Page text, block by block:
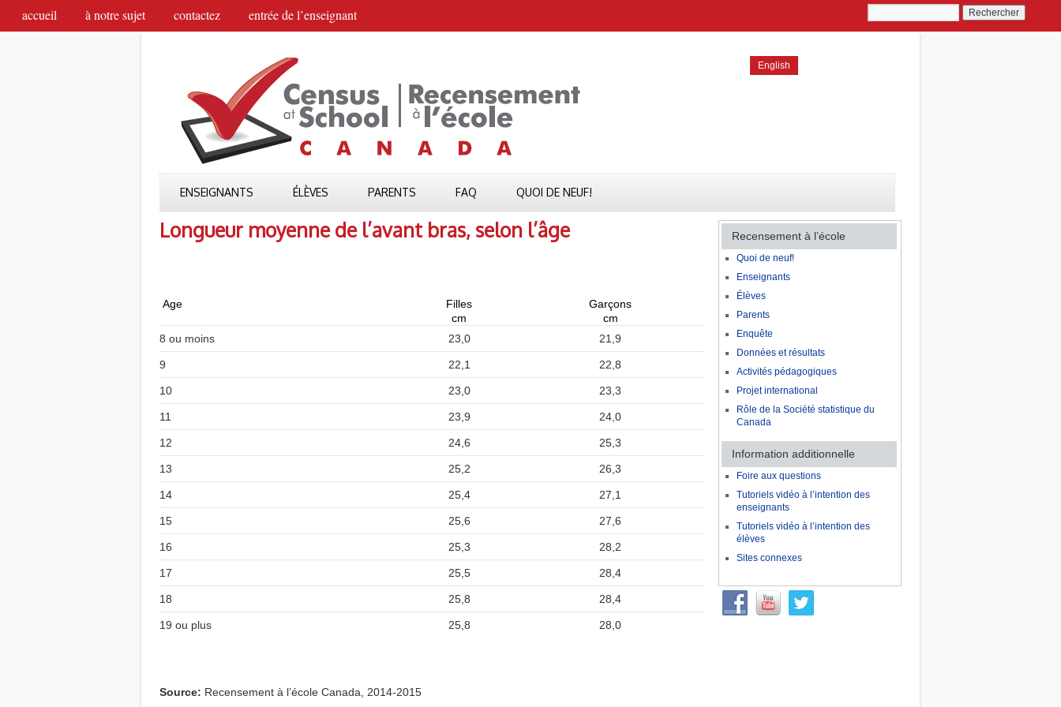
accueil à notre sujet contactez entrée de l’enseignant
English
ENSEIGNANTS ÉLÈVES PARENTS FAQ QUOI DE NEUF!
Longueur moyenne de l’avant bras, selon l’âge
Age Filles
Garçons
cm
cm
8 ou moins
23,0 21,9
9 22,1 22,8
10 23,0 23,3
11 23,9 24,0
12 24,6 25,3
13 25,2 26,3
14 25,4 27,1
15 25,6 27,6
16 25,3 28,2
17 25,5 28,4
18 25,8 28,4
19 ou plus 25,8 28,0
Source: Recensement à l’école Canada, 2014-2015
Recensement à l’école
Quoi de neuf!
Enseignants
Élèves
Parents
Enquête
Données et résultats
Activités pédagogiques
Projet international
Rôle de la Société statistique du
Canada
Information additionnelle
Foire aux questions
Tutoriels vidéo à l’intention des
enseignants
Tutoriels vidéo à l’intention des
élèves
Sites connexes